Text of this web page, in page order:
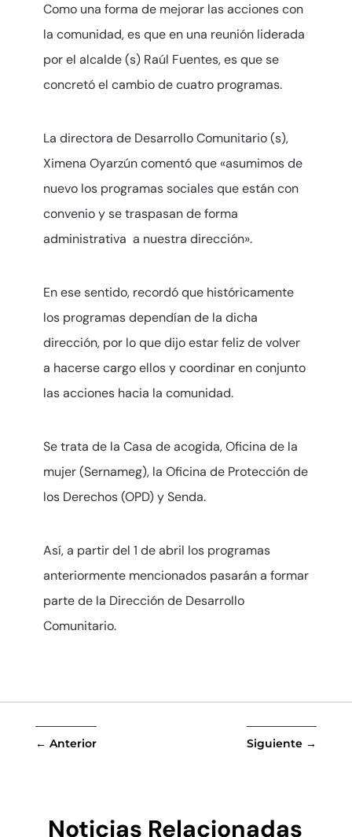
Como una forma de mejorar las acciones con
la comunidad, es que en una reunión liderada
por el alcalde (s) Raúl Fuentes, es que se
concretó el cambio de cuatro programas.
La directora de Desarrollo Comunitario (s),
Ximena Oyarzún comentó que «asumimos de
nuevo los programas sociales que están con
convenio y se traspasan de forma
administrativa a nuestra dirección».
En ese sentido, recordó que históricamente
los programas dependían de la dicha
dirección, por lo que dijo estar feliz de volver
a hacerse cargo ellos y coordinar en conjunto
las acciones hacia la comunidad.
Se trata de la Casa de acogida, Oficina de la
mujer (Sernameg), la Oficina de Protección de
los Derechos (OPD) y Senda.
Así, a partir del 1 de abril los programas
anteriormente mencionados pasarán a formar
parte de la Dirección de Desarrollo
Comunitario.
← Anterior Siguiente →
Noticias Relacionadas